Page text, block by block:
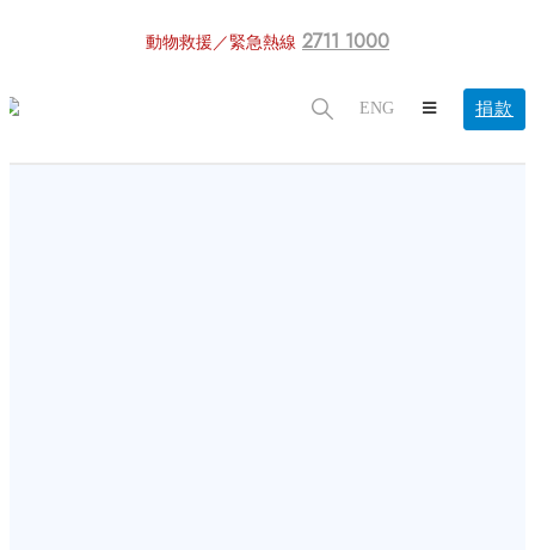
動物救援／緊急熱線 2711 1000
ENG 捐款